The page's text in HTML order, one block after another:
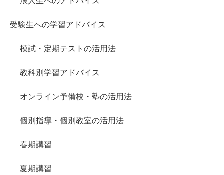
受験生への学習アドバイス
模試・定期テストの活用法
教科別学習アドバイス
オンライン予備校・塾の活用法
個別指導・個別教室の活用法
春期講習
夏期講習